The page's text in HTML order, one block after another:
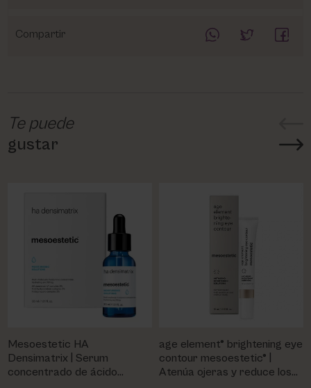
Compartir
Te puede
gustar
Mesoestetic HA
Densimatrix | Serum
concentrado de ácido
age element® brightening eye
contour mesoestetic® |
Atenúa ojeras y reduce los